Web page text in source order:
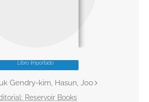
Libro Importado
Gendry-kim, Hasun, Joo
Reservoir Books